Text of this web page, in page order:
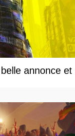
annonce et